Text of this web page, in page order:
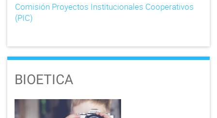
Comisión Proyectos Institucionales Cooperativos
(PIC)
BIOETICA